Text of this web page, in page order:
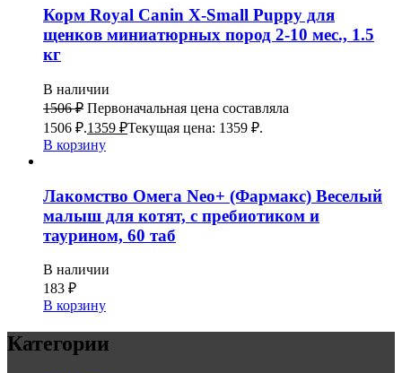
Корм Royal Canin X-Small Puppy для
щенков миниатюрных пород 2-10 мес., 1.5
кг
В наличии
1506₽ Первоначальная цена составляла
1506 ₽.1359 ₽Текущая цена: 1359 ₽.
В корзину
Лакомство Омега Neo+ (Фармакс) Веселый
малыш для котят, с пребиотиком и
таурином, 60 таб
В наличии
183 ₽
В корзину
Категории